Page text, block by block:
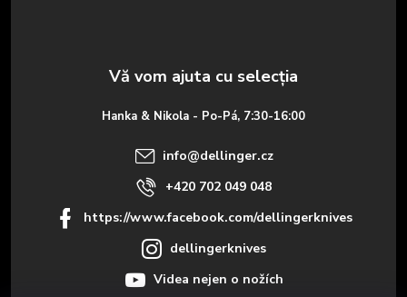
Hanka & Nikola - Po-Pá, 7:30-16:00
info@dellinger.cz
+420 702 049 048
https://www.facebook.com/dellingerknives
dellingerknives
Videa nejen o nožích